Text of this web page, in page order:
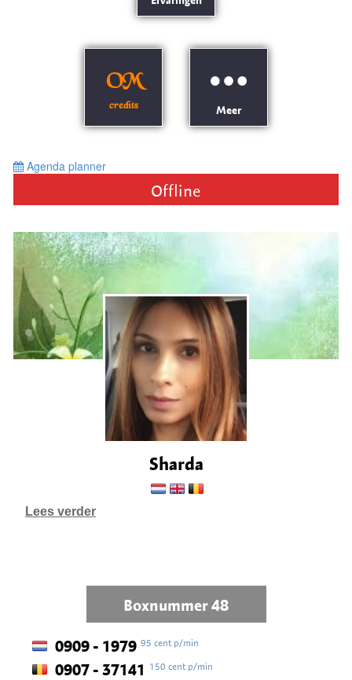
OM
credits Meer
Agenda planner
Offline
Sharda
Lees verder
Boxnummer 48
0909 - 1979 95 cent p/min
0907 - 37141 150 cent p/min